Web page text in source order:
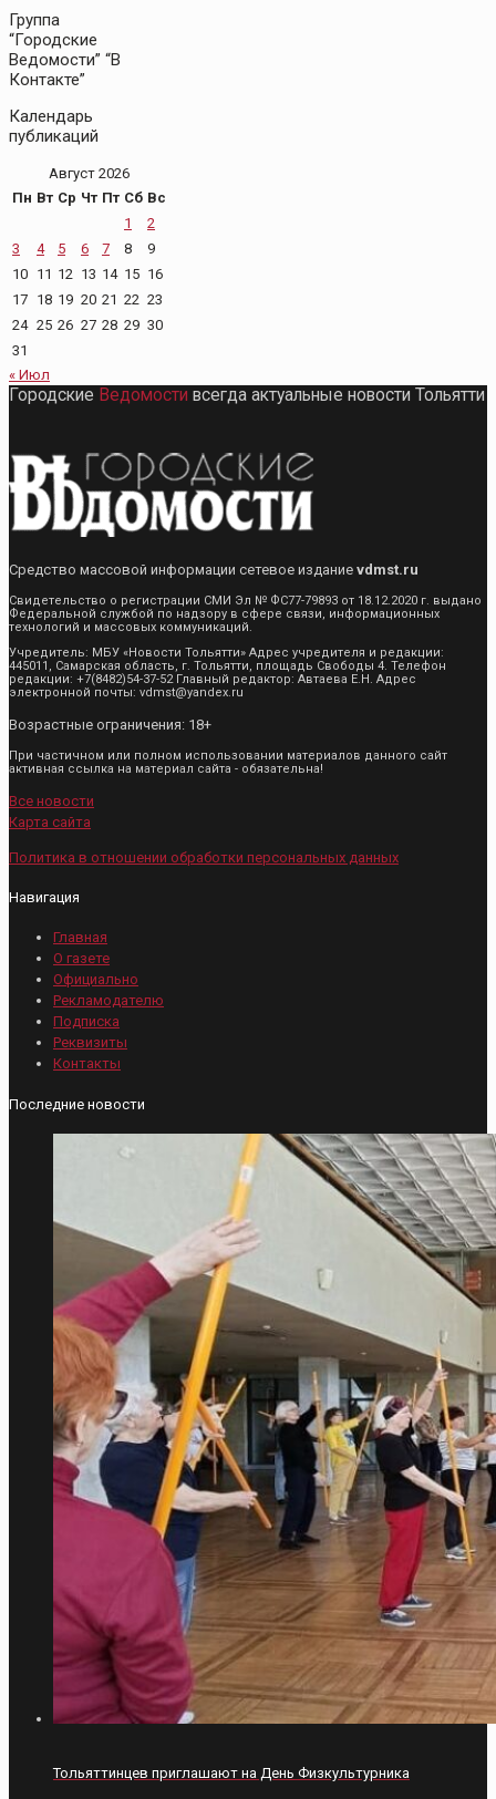
Группа
“Городские
Ведомости” “В
Контакте”
Календарь
публикаций
Август 2026
Пн Вт Ср Чт Пт Сб Вс
1
2
3
4 5 6 7 8
9
10 11 12 13 14 15 16
17 18 19 20 21 22 23
24 25 26 27 28 29 30
31
« Июл
Городские Ведомости всегда актуальные новости Тольятти
Средство массовой информации сетевое издание vdmst.ru
Свидетельство о регистрации СМИ Эл № ФС77-79893 от 18.12.2020 г. выдано
Федеральной службой по надзору в сфере связи, информационных
технологий и массовых коммуникаций.
Учредитель: МБУ «Новости Тольятти» Адрес учредителя и редакции:
445011, Самарская область, г. Тольятти, площадь Свободы 4. Телефон
редакции: +7(8482)54-37-52 Главный редактор: Автаева Е.Н. Адрес
электронной почты: vdmst@yandex.ru
Возрастные ограничения: 18+
При частичном или полном использовании материалов данного сайт
активная ссылка на материал сайта - обязательна!
Все новости
Карта сайта
Политика в отношении обработки персональных данных
Навигация
Главная
О газете
Официально
Рекламодателю
Подписка
Реквизиты
Контакты
Последние новости
Тольяттинцев приглашают на День Физкультурника